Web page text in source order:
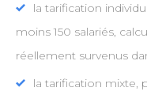
la tarification
moins 150 salariés,
réellement survenus
la tarification mixte,